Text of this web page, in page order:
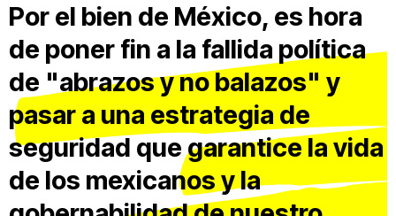
Por el bien de México, es hora
de poner fin a la fallida política
de "abrazos y no balazos" y
pasar a una estrategia de
seguridad que garantice la vida
de los mexicanos y la